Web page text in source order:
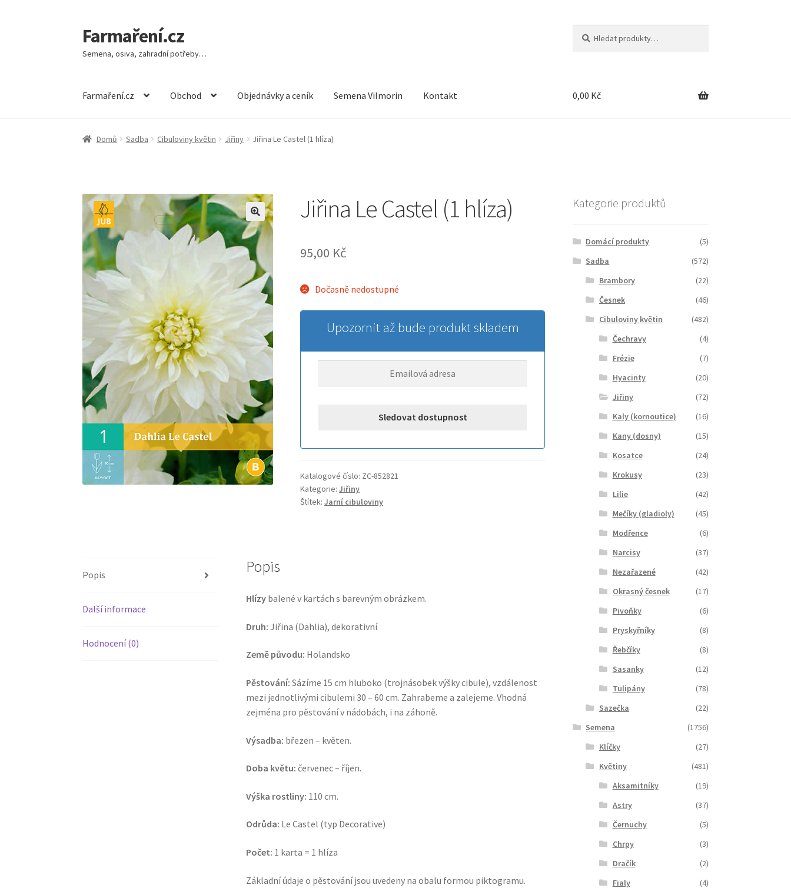
Přeskočit
na
navigaci
Přejít
k
obsahu
Farmaření.cz
Semena, osiva, zahradní potřeby…
Farmaření.cz Obchod Objednávky a ceník Semena Vilmorin Kontakt 0,00 Kč
Domů Sadba Cibuloviny květin Jiřiny Jiřina Le Castel (1 hlíza)
Jiřina Le Castel (1 hlíza)
95,00 Kč
Dočasně nedostupné
Upozornit až bude produkt skladem
Katalogové číslo: ZC-852821
Kategorie:Jiřiny
Štítek:Jarní cibuloviny
Popis
Další informace
Hodnocení (0)
Popis
Hlízy balené v kartách s barevným obrázkem.
Druh: Jiřina (Dahlia), dekorativní
Země původu: Holandsko
Pěstování: Sázíme 15 cm hluboko (trojnásobek výšky cibule), vzdálenost
mezi jednotlivými cibulemi 30 – 60 cm. Zahrabeme a zalejeme. Vhodná
zejména pro pěstování v nádobách, i na záhoně.
Výsadba: březen – květen.
Doba květu: červenec – říjen.
Výška rostliny: 110 cm.
Odrůda: Le Castel (typ Decorative)
Počet: 1 karta = 1 hlíza
Základní údaje o pěstování jsou uvedeny na obalu formou piktogramu.
Kategorie produktů
Domácí produkty
(5)
Sadba
(572)
Brambory
(22)
Česnek
(46)
Cibuloviny květin
(482)
Čechravy
(4)
Frézie
(7)
Hyacinty
(20)
Jiřiny
(72)
Kaly (kornoutice)
(16)
Kany (dosny)
(15)
Kosatce
(24)
Krokusy
(23)
Lilie
(42)
Mečíky (gladioly)
(45)
Modřence
(6)
Narcisy
(37)
Nezařazené
(42)
Okrasný česnek
(17)
Pivoňky
(6)
Pryskyřníky
(8)
Řebčíky
(8)
Sasanky
(12)
Tulipány
(78)
Sazečka
(22)
Semena
(1756)
Klíčky
(27)
Květiny
(481)
Aksamitníky
(19)
Astry
(37)
Černuchy
(5)
Chrpy
(3)
Dračík
(2)
Fialy
(4)